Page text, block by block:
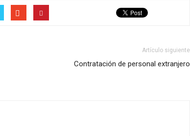
Artículo siguiente
Contratación de personal extranjero